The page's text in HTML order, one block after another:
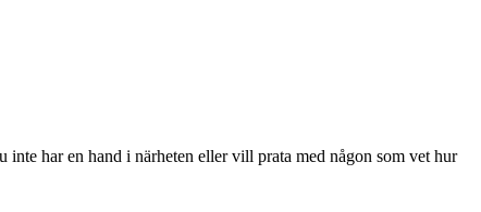
har en hand i närheten eller vill prata med någon som vet hur